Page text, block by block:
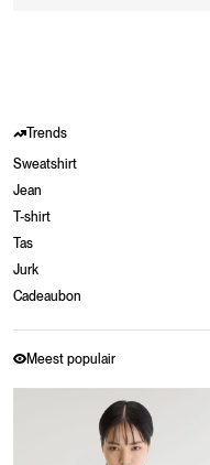
Trends
Sweatshirt
Jean
T-shirt
Tas
Jurk
Cadeaubon
Meest populair